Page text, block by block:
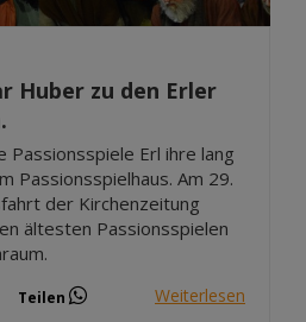
Huber zu den Erler
Passionsspiele Erl ihre lang
Passionsspielhaus. Am 29.
der Kirchenzeitung
ältesten Passionsspielen
Teilen Weiterlesen